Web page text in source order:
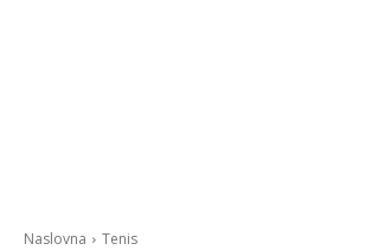
Naslovna Tenis